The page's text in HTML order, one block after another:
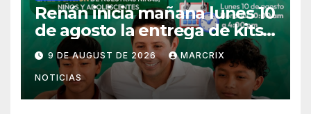
Renán inicia mañana lunes 10
de agosto la entrega de kits
escolares en Cozumel
9 DE AUGUST DE 2026 MARCRIX
NOTICIAS